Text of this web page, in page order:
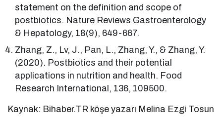
statement on the definition and scope of
postbiotics. Nature Reviews Gastroenterology
& Hepatology, 18(9), 649-667.
Zhang, Z., Lv, J., Pan, L., Zhang, Y., & Zhang, Y.
(2020). Postbiotics and their potential
applications in nutrition and health. Food
Research International, 136, 109500.
Kaynak: Bihaber.TR köşe yazarı Melina Ezgi Tosun